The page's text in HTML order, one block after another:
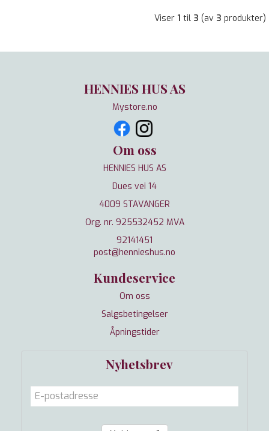
Viser 1 til 3 (av 3 produkter)
HENNIES HUS AS
Mystore.no
Om oss
HENNIES HUS AS
Dues vei 14
4009 STAVANGER
Org. nr. 925532452 MVA
92141451
post@hennieshus.no
Kundeservice
Om oss
Salgsbetingelser
Åpningstider
Nyhetsbrev